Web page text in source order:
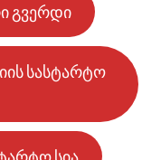
გვერდი
სასტარტო